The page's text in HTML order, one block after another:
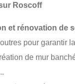
Roscoff
et rénovation de
pour garantir
de mur